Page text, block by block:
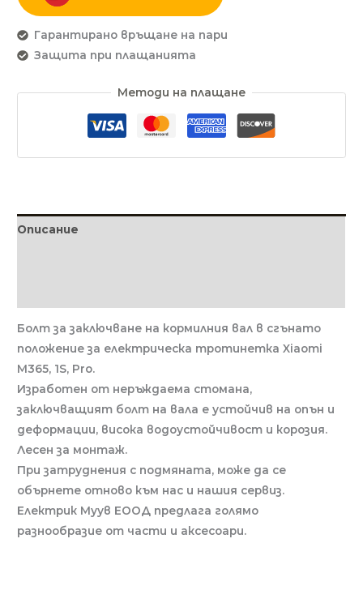
Гарантирано връщане на пари
Защита при плащанията
Методи на плащане
Описание
Болт за заключване на кормилния вал в сгънато
положение за електрическа тротинетка Xiaomi
М365, 1S, Pro.
Изработен от неръждаема стомана,
заключващият болт на вала e устойчив на опън и
деформации, висока водоустойчивост и корозия.
Лесен за монтаж.
При затруднения с подмяната, може да се
обърнете отново към нас и нашия сервиз.
Електрик Муув ЕООД предлага голямо
разнообразие от части и аксесоари.